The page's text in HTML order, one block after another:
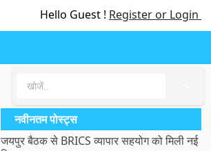
Hello Guest ! Register or Login
नवीनतम पोस्ट्स
जयपुर बैठक से BRICS व्यापार सहयोग को मिली नई